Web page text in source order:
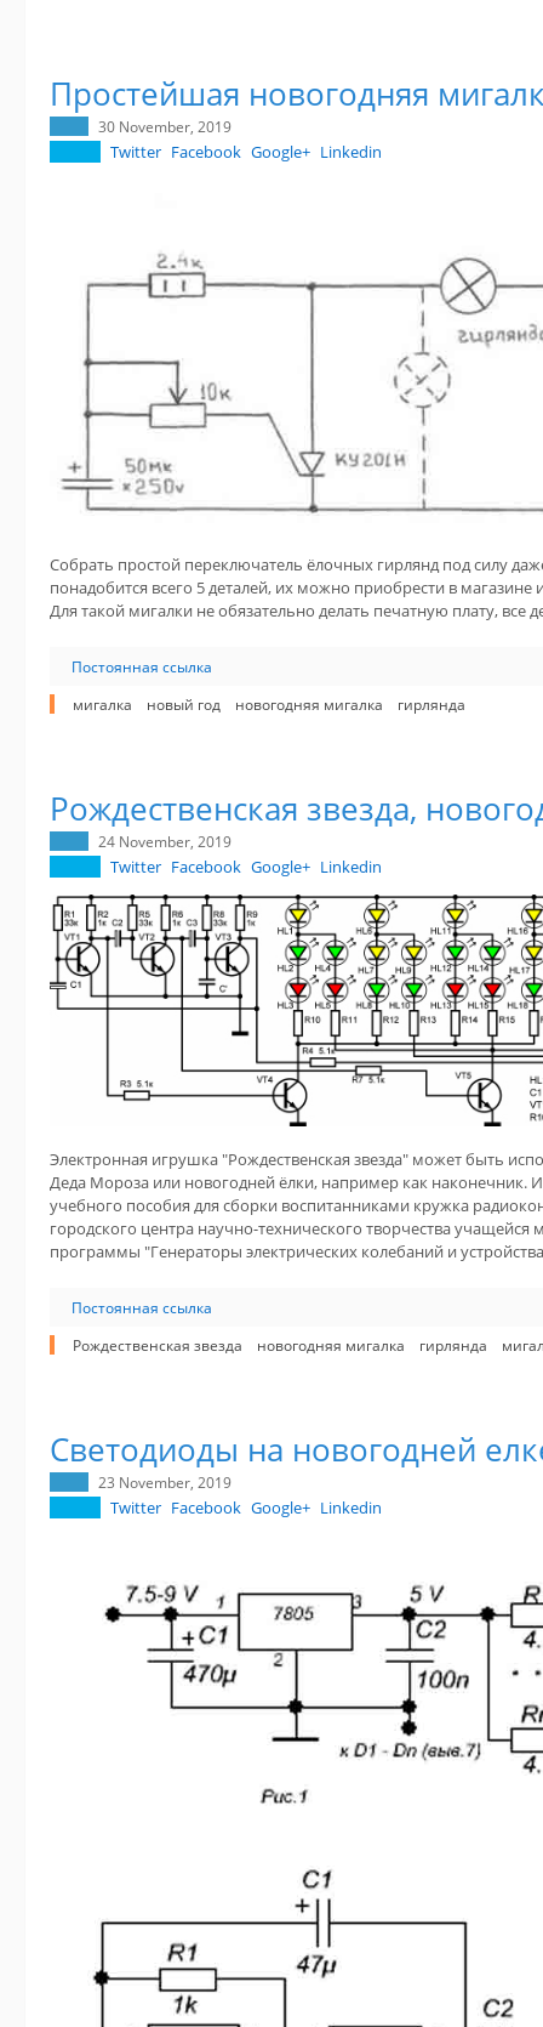
Простейшая новогодняя
30 November, 2019
Twitter Facebook Google+ Linkedin
Собрать простой переключатель ёлочных гирлянд под силу
понадобится всего 5 деталей, их можно приобрести в магазине
Для такой мигалки не обязательно делать печатную плату, все
Постоянная ссылка
мигалка
новый год новогодняя мигалка гирлянда
Рождественская звезда,
24 November, 2019
Twitter Facebook Google+ Linkedin
Электронная игрушка "Рождественская звезда" может быть
Деда Мороза или новогодней ёлки, например как наконечник.
учебного пособия для сборки воспитанниками кружка
городского центра научно-технического творчества
программы "Генераторы электрических колебаний и
Постоянная ссылка
Рождественская звезда
новогодняя мигалка гирлянда
Светодиоды на новогодней
23 November, 2019
Twitter Facebook Google+ Linkedin